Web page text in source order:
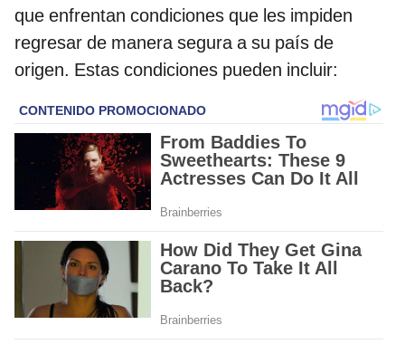
que enfrentan condiciones que les impiden
regresar de manera segura a su país de
origen. Estas condiciones pueden incluir: